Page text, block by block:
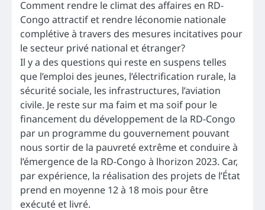
Comment rendre le climat des affaires en RD-
Congo attractif et rendre léconomie nationale
complétive à travers des mesures incitatives pour
le secteur privé national et étranger?
Il y a des questions qui reste en suspens telles
que l’emploi des jeunes, l’électrification rurale, la
sécurité sociale, les infrastructures, l’aviation
civile. Je reste sur ma faim et ma soif pour le
financement du développement de la RD-Congo
par un programme du gouvernement pouvant
nous sortir de la pauvreté extrême et conduire à
l’émergence de la RD-Congo à lhorizon 2023. Car,
par expérience, la réalisation des projets de l’État
prend en moyenne 12 à 18 mois pour être
exécuté et livré.